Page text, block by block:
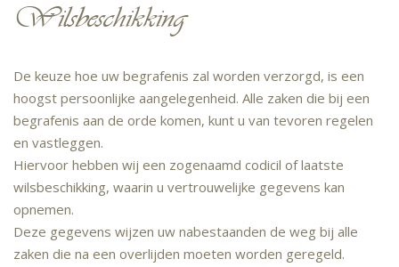
Wilsbeschikking
De keuze hoe uw begrafenis zal worden verzorgd, is een
hoogst persoonlijke aangelegenheid. Alle zaken die bij een
begrafenis aan de orde komen, kunt u van tevoren regelen
en vastleggen.
Hiervoor hebben wij een zogenaamd codicil of laatste
wilsbeschikking, waarin u vertrouwelijke gegevens kan
opnemen.
Deze gegevens wijzen uw nabestaanden de weg bij alle
zaken die na een overlijden moeten worden geregeld.